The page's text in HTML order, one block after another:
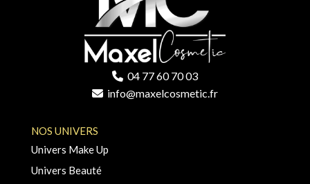
04 77 60 70 03
info@maxelcosmetic.fr
NOS UNIVERS
Univers Make Up
Univers Beauté